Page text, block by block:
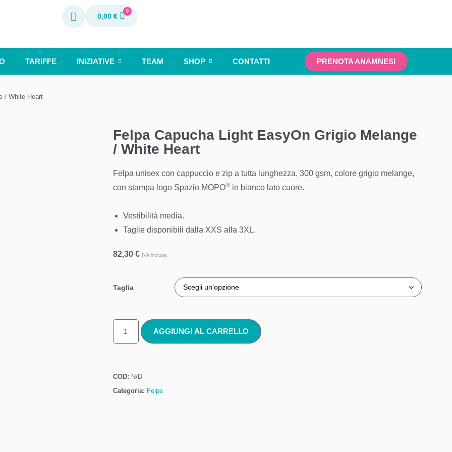
0,00€
0
TARIFFE INIZIATIVE TEAM SHOP CONTATTI PRENOTA ANAMNESI
/ White Heart
Felpa Capucha Light EasyOn Grigio Melange
/ White Heart
Felpa unisex con cappuccio e zip a tutta lunghezza, 300 gsm, colore grigio melange,
con stampa logo Spazio MOPO® in bianco lato cuore.
Vestibilità media.
Taglie disponibili dalla XXS alla 3XL.
82,30 € IVA inclusa
Taglia
AGGIUNGI AL CARRELLO
COD: N/D
Categoria: Felpe